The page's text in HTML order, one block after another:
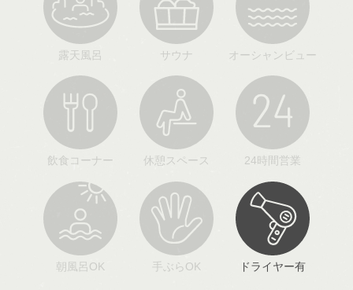
露天風呂 サウナ オーシャンビュー
飲食コーナー 休憩スペース 24時間営業
朝風呂OK 手ぶらOK ドライヤー有